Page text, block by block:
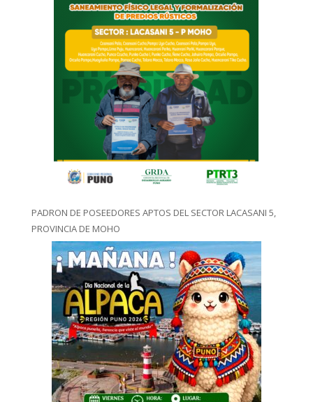
PADRON DE POSEEDORES APTOS DEL SECTOR LACASANI 5,
PROVINCIA DE MOHO